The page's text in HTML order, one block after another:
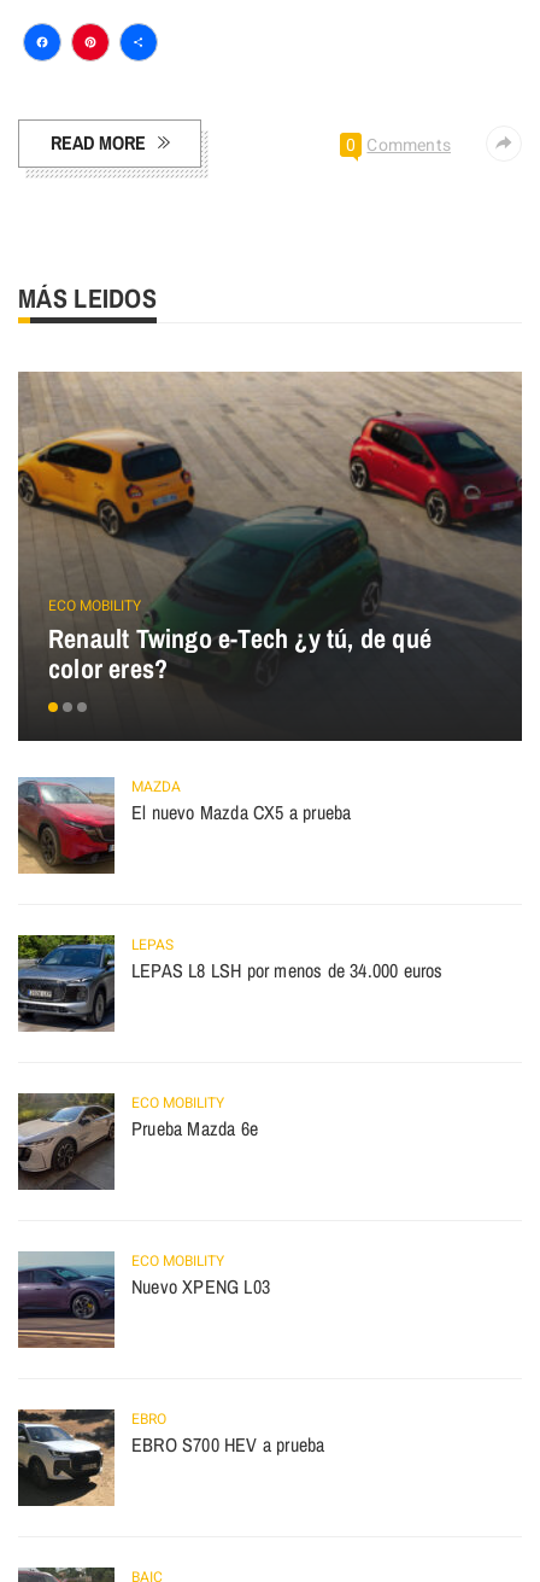
Facebook
Pinterest
Compartir
READ MORE 0 Comments
MÁS LEIDOS
ECO MOBILITY
Renault Twingo e-Tech ¿y tú, de qué
color eres?
MAZDA
El nuevo Mazda CX5 a prueba
LEPAS
LEPAS L8 LSH por menos de 34.000 euros
ECO MOBILITY
Prueba Mazda 6e
ECO MOBILITY
Nuevo XPENG L03
EBRO
EBRO S700 HEV a prueba
BAIC